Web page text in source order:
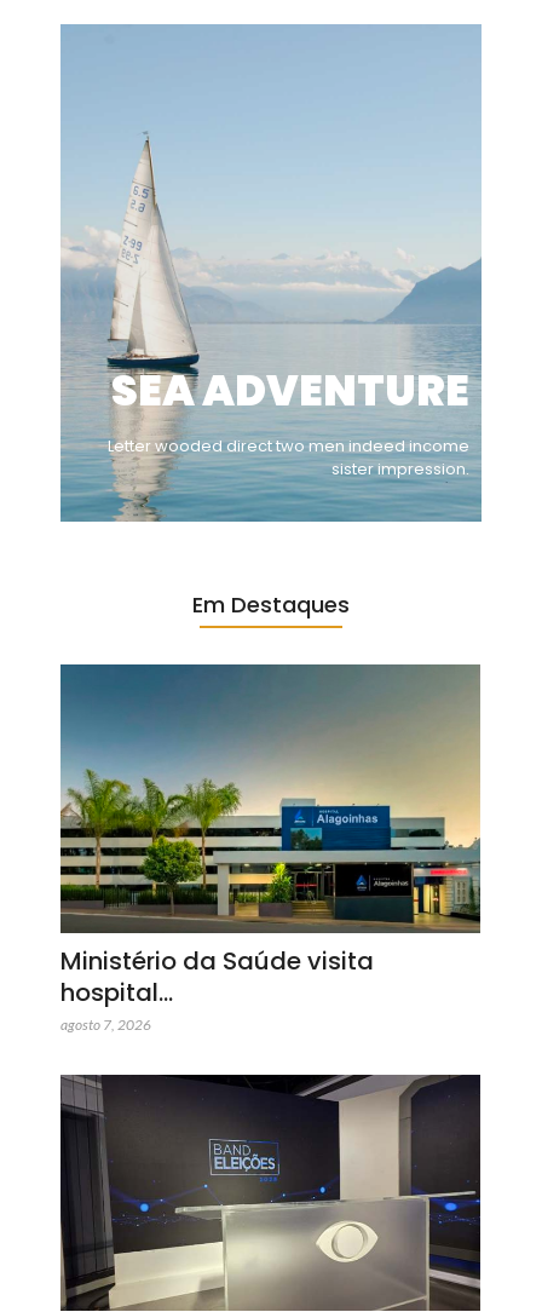
SEA ADVENTURE
Letter wooded direct two men indeed income
sister impression.
Em Destaques
Ministério da Saúde visita
hospital…
agosto 7, 2026